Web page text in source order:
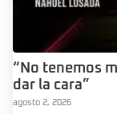
“No tenemos
dar la cara”
agosto 2, 2026